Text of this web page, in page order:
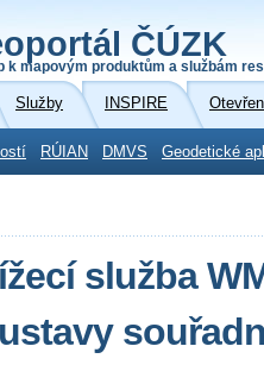
ČÚZK
k mapovým produktům a službám
Služby INSPIRE
RÚIAN DMVS Geodetické
služba